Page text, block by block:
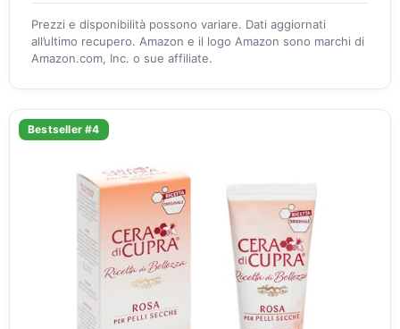
Prezzi e disponibilità possono variare. Dati aggiornati
all’ultimo recupero. Amazon e il logo Amazon sono marchi di
Amazon.com, Inc. o sue affiliate.
Bestseller #4